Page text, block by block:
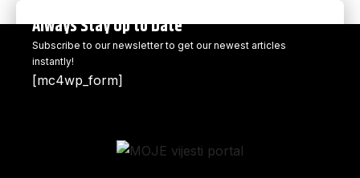
Always Stay Up to Date
Subscribe to our newsletter to get our newest articles
instantly!
[mc4wp_form]